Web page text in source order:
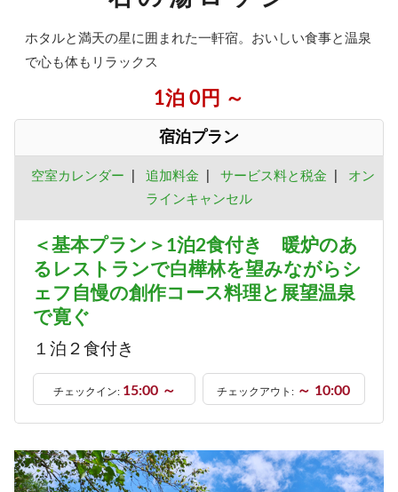
ホタルと満天の星に囲まれた一軒宿。おいしい食事と温泉
で心も体もリラックス
1泊 0円 ～
宿泊プラン
空室カレンダー 追加料金 サービス料と税金
オン
ラインキャンセル
＜基本プラン＞1泊2食付き 暖炉のあ
るレストランで白樺林を望みながらシ
ェフ自慢の創作コース料理と展望温泉
で寛ぐ
１泊２食付き
チェックイン: 15:00 ～ チェックアウト: ～ 10:00